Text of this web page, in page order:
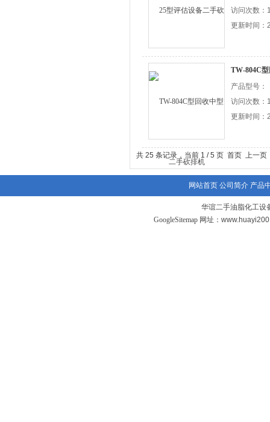
访问次数：
更新时间：
TW-804C
产品型号：
访问次数：
更新时间：
共 25 条记录，当前 1 / 5 页 首页 上一页
网站首页 公司简介 产品
华谊二手油脂化工设
GoogleSitemap 网址：